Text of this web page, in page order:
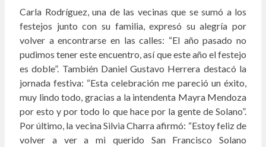
Carla Rodríguez, una de las vecinas que se sumó a los
festejos junto con su familia, expresó su alegría por
volver a encontrarse en las calles: “El año pasado no
pudimos tener este encuentro, así que este año el festejo
es doble”. También Daniel Gustavo Herrera destacó la
jornada festiva: “Esta celebración me pareció un éxito,
muy lindo todo, gracias a la intendenta Mayra Mendoza
por esto y por todo lo que hace por la gente de Solano”.
Por último, la vecina Silvia Charra afirmó: “Estoy feliz de
volver a ver a mi querido San Francisco Solano